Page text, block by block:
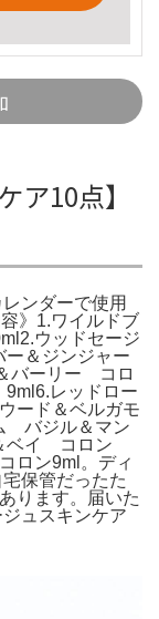
ア10点】
ンダーで使用
》1.ワイルドブ
ウッドセージ
＆ジンジャー
バーリー コロ
レッドロー
ード＆ベルガモ
バジル＆マン
ベイ コロン
ロン9ml。ディ
保管だったた
ります。届いた
ュスキンケア